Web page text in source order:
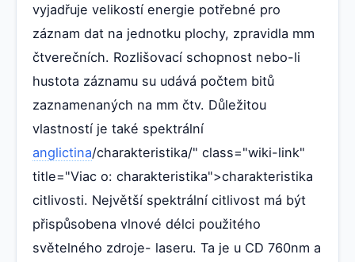
vyjadřuje velikostí energie potřebné pro
záznam dat na jednotku plochy, zpravidla mm
čtverečních. Rozlišovací schopnost nebo-li
hustota záznamu su udává počtem bitů
zaznamenaných na mm čtv. Důležitou
vlastností je také spektrální
anglictina/charakteristika/" class="wiki-link"
title="Viac o: charakteristika">charakteristika
citlivosti. Největší spektrální citlivost má být
přispůsobena vlnové délci použitého
světelného zdroje- laseru. Ta je u CD 760nm a